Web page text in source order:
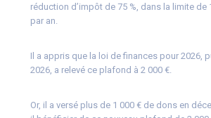
réduction d’impôt de 75 %, dans la limite de
par an.
Il a appris que la loi de finances pour 2026,
2026, a relevé ce plafond à 2 000 €.
Or, il a versé plus de 1 000 € de dons en